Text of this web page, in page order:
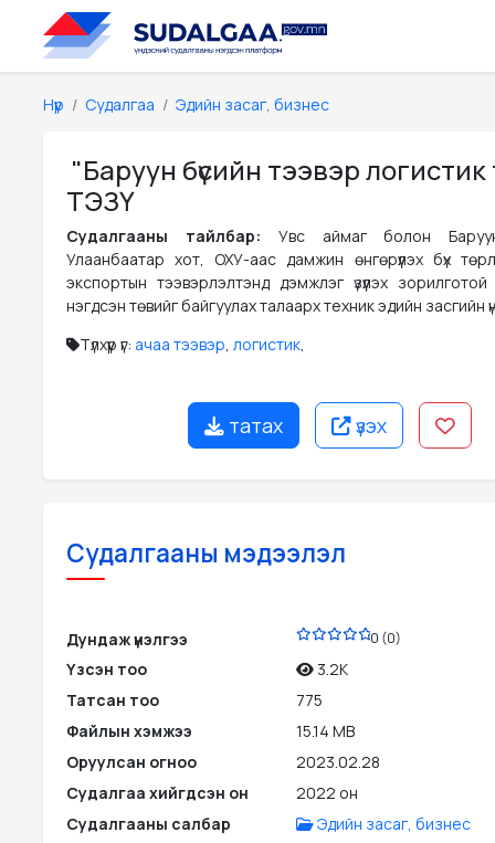
Нүүр Судалгаа Эдийн засаг, бизнес
"Баруун бүсийн тээвэр логистик
ТЭЗҮ
Судалгааны тайлбар: Увс аймаг болон
Улаанбаатар хот, ОХУ-аас дамжин өнгөрүүлэх бүх
экспортын тээвэрлэлтэнд дэмжлэг үзүүлэх
нэгдсэн төвийг байгуулах талаарх техник эдийн засгийн
Түлхүүр үг: ачаа тээвэр, логистик,
татах үзэх
Судалгааны мэдээлэл
Дундаж үнэлгээ 0 (0)
Үзсэн тоо
3.2K
Татсан тоо
775
Файлын хэмжээ
15.14 MB
Оруулсан огноо
2023.02.28
Судалгаа хийгдсэн он
2022 он
Судалгааны салбар
Эдийн засаг, бизнес